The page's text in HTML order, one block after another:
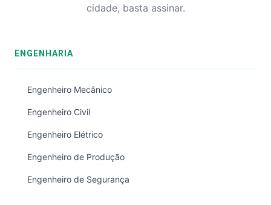
cidade, basta assinar.
ENGENHARIA
Engenheiro Mecânico
Engenheiro Civil
Engenheiro Elétrico
Engenheiro de Produção
Engenheiro de Segurança